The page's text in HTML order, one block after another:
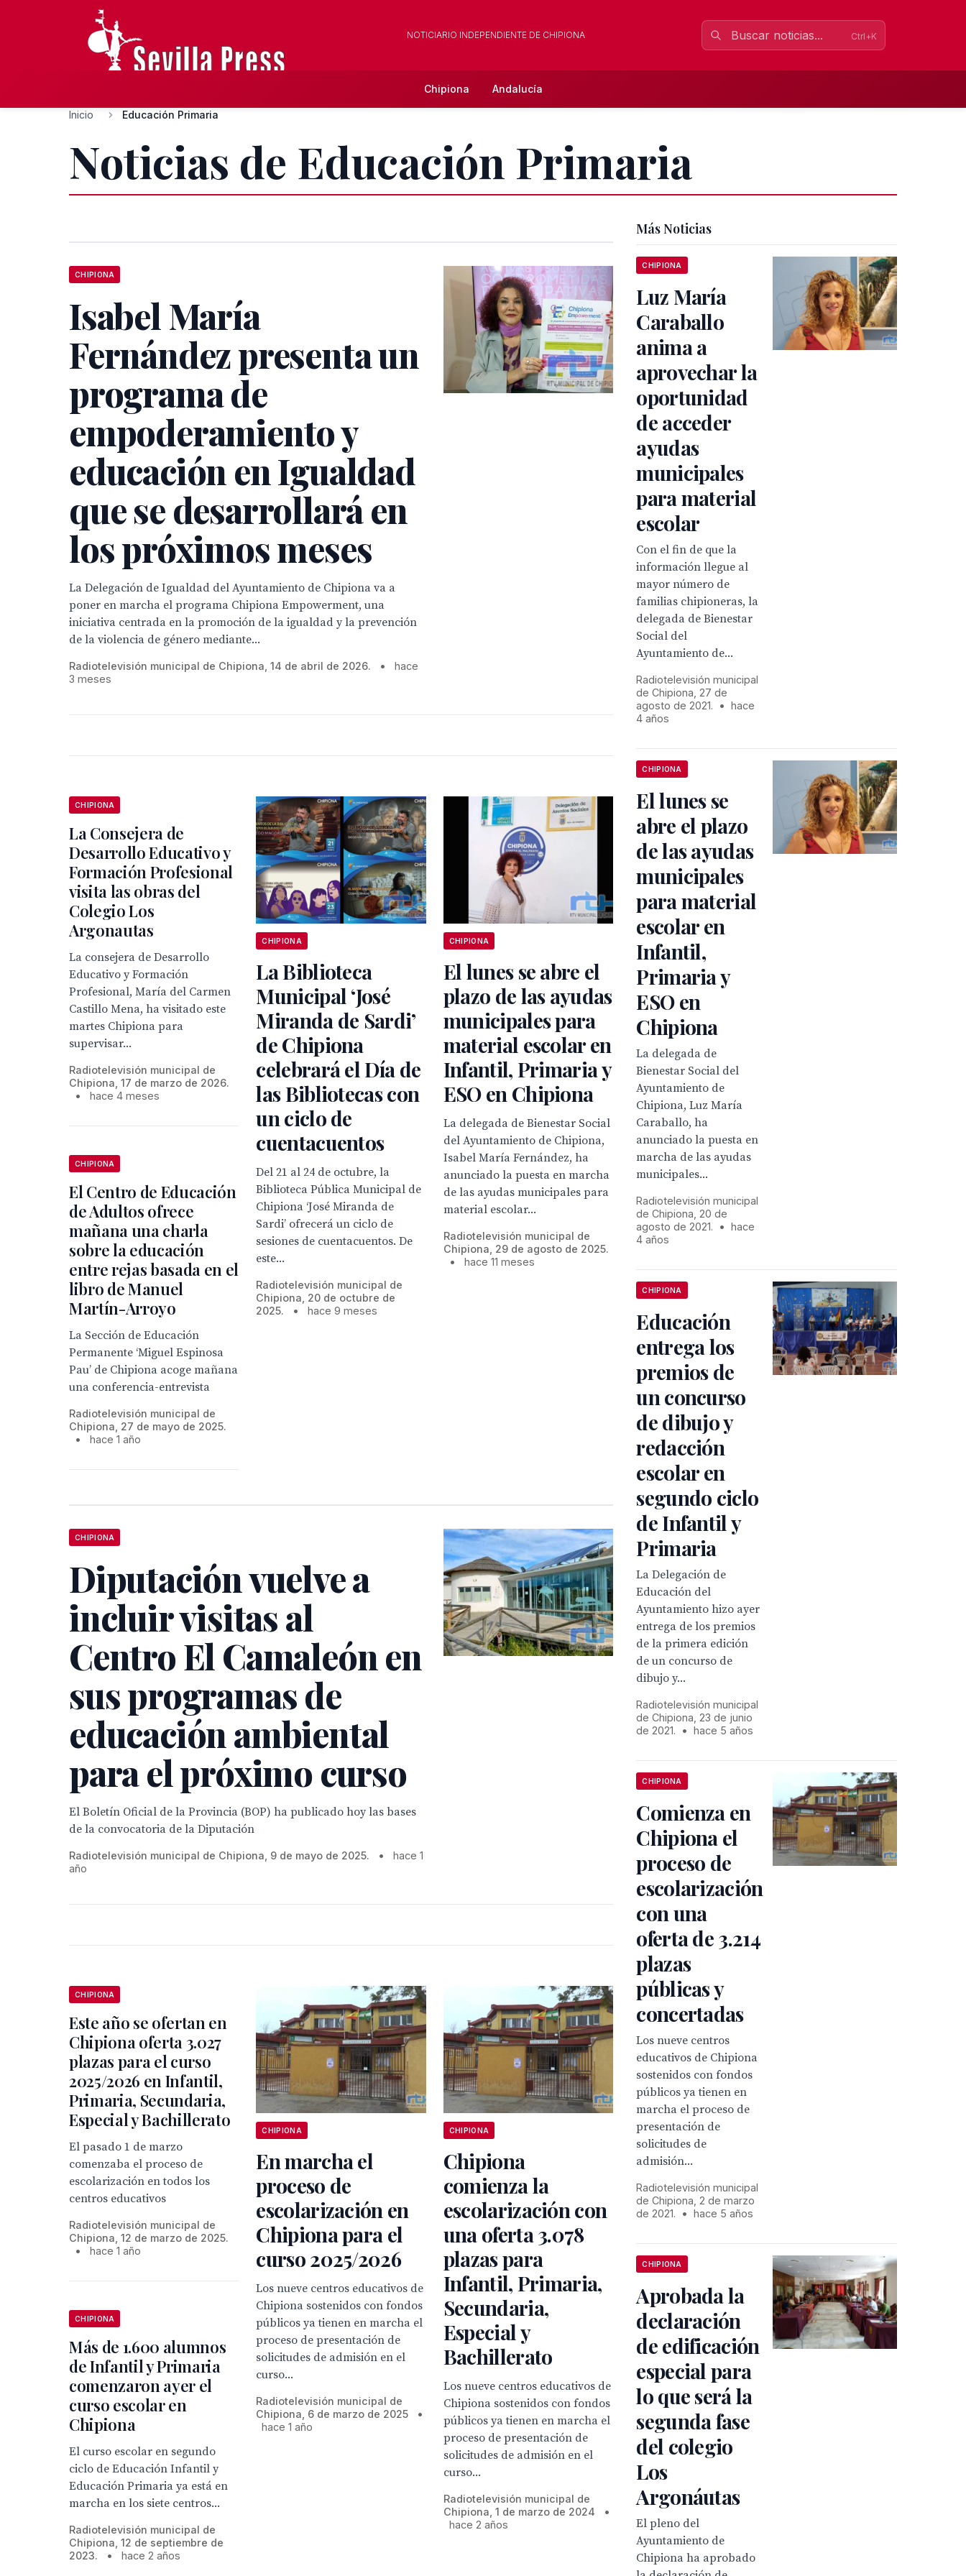
NOTICIARIO INDEPENDIENTE DE CHIPIONA Ctrl+K
Chipiona Andalucía
Inicio Educación Primaria
Noticias de Educación Primaria
CHIPIONA
Isabel María
Fernández presenta un
programa de
empoderamiento y
educación en Igualdad
que se desarrollará en
los próximos meses
La Delegación de Igualdad del Ayuntamiento de Chipiona va a
poner en marcha el programa Chipiona Empowerment, una
iniciativa centrada en la promoción de la igualdad y la prevención
de la violencia de género mediante...
Radiotelevisión municipal de Chipiona, 14 de abril de 2026. •
hace
3 meses
CHIPIONA
La Consejera de
Desarrollo Educativo y
Formación Profesional
visita las obras del
Colegio Los
Argonautas
La consejera de Desarrollo
Educativo y Formación
Profesional, María del Carmen
Castillo Mena, ha visitado este
martes Chipiona para
supervisar...
Radiotelevisión municipal de
Chipiona, 17 de marzo de 2026.
•
hace 4 meses
CHIPIONA
La Biblioteca
Municipal ‘José
Miranda de Sardi’
de Chipiona
celebrará el Día de
las Bibliotecas con
un ciclo de
cuentacuentos
Del 21 al 24 de octubre, la
Biblioteca Pública Municipal de
Chipiona ‘José Miranda de
Sardi’ ofrecerá un ciclo de
sesiones de cuentacuentos. De
este...
Radiotelevisión municipal de
Chipiona, 20 de octubre de
2025.
• hace 9 meses
CHIPIONA
El lunes se abre el
plazo de las ayudas
municipales para
material escolar en
Infantil, Primaria y
ESO en Chipiona
La delegada de Bienestar Social
del Ayuntamiento de Chipiona,
Isabel María Fernández, ha
anunciado la puesta en marcha
de las ayudas municipales para
material escolar...
Radiotelevisión municipal de
Chipiona, 29 de agosto de 2025.
•
hace 11 meses
CHIPIONA
El Centro de Educación
de Adultos ofrece
mañana una charla
sobre la educación
entre rejas basada en el
libro de Manuel
Martín-Arroyo
La Sección de Educación
Permanente ‘Miguel Espinosa
Pau’ de Chipiona acoge mañana
una conferencia-entrevista
Radiotelevisión municipal de
Chipiona, 27 de mayo de 2025.
•
hace 1 año
CHIPIONA
Diputación vuelve a
incluir visitas al
Centro El Camaleón en
sus programas de
educación ambiental
para el próximo curso
El Boletín Oficial de la Provincia (BOP) ha publicado hoy las bases
de la convocatoria de la Diputación
Radiotelevisión municipal de Chipiona, 9 de mayo de 2025. •
hace 1
año
CHIPIONA
Este año se ofertan en
Chipiona oferta 3.027
plazas para el curso
2025/2026 en Infantil,
Primaria, Secundaria,
Especial y Bachillerato
El pasado 1 de marzo
comenzaba el proceso de
escolarización en todos los
centros educativos
Radiotelevisión municipal de
Chipiona, 12 de marzo de 2025.
•
hace 1 año
CHIPIONA
En marcha el
proceso de
escolarización en
Chipiona para el
curso 2025/2026
Los nueve centros educativos de
Chipiona sostenidos con fondos
públicos ya tienen en marcha el
proceso de presentación de
solicitudes de admisión en el
curso...
Radiotelevisión municipal de
Chipiona, 6 de marzo de 2025
•
hace 1 año
CHIPIONA
Chipiona
comienza la
escolarización con
una oferta 3.078
plazas para
Infantil, Primaria,
Secundaria,
Especial y
Bachillerato
Los nueve centros educativos de
Chipiona sostenidos con fondos
públicos ya tienen en marcha el
proceso de presentación de
solicitudes de admisión en el
curso...
Radiotelevisión municipal de
Chipiona, 1 de marzo de 2024
•
hace 2 años
CHIPIONA
Más de 1.600 alumnos
de Infantil y Primaria
comenzaron ayer el
curso escolar en
Chipiona
El curso escolar en segundo
ciclo de Educación Infantil y
Educación Primaria ya está en
marcha en los siete centros...
Radiotelevisión municipal de
Chipiona, 12 de septiembre de
2023.
• hace 2 años
Más Noticias
CHIPIONA
Luz María
Caraballo
anima a
aprovechar la
oportunidad
de acceder
ayudas
municipales
para material
escolar
Con el fin de que la
información llegue al
mayor número de
familias chipioneras, la
delegada de Bienestar
Social del
Ayuntamiento de...
Radiotelevisión municipal
de Chipiona, 27 de
agosto de 2021.
•
hace
4 años
CHIPIONA
El lunes se
abre el plazo
de las ayudas
municipales
para material
escolar en
Infantil,
Primaria y
ESO en
Chipiona
La delegada de
Bienestar Social del
Ayuntamiento de
Chipiona, Luz María
Caraballo, ha
anunciado la puesta en
marcha de las ayudas
municipales...
Radiotelevisión municipal
de Chipiona, 20 de
agosto de 2021.
•
hace
4 años
CHIPIONA
Educación
entrega los
premios de
un concurso
de dibujo y
redacción
escolar en
segundo ciclo
de Infantil y
Primaria
La Delegación de
Educación del
Ayuntamiento hizo ayer
entrega de los premios
de la primera edición
de un concurso de
dibujo y...
Radiotelevisión municipal
de Chipiona, 23 de junio
de 2021.
• hace 5 años
CHIPIONA
Comienza en
Chipiona el
proceso de
escolarización
con una
oferta de 3.214
plazas
públicas y
concertadas
Los nueve centros
educativos de Chipiona
sostenidos con fondos
públicos ya tienen en
marcha el proceso de
presentación de
solicitudes de
admisión...
Radiotelevisión municipal
de Chipiona, 2 de marzo
de 2021.
• hace 5 años
CHIPIONA
Aprobada la
declaración
de edificación
especial para
lo que será la
segunda fase
del colegio
Los
Argonáutas
El pleno del
Ayuntamiento de
Chipiona ha aprobado